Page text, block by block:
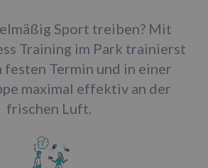
Sport treiben? Mit
Training im Park trainierst
festen Termin und in einer
maximal effektiv an der
frischen Luft.